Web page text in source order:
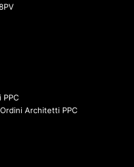
Architetti PPC